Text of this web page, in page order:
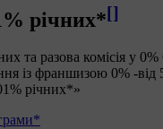
річних*[]
та разова комісія у
із франшизою 0% -
річних*»